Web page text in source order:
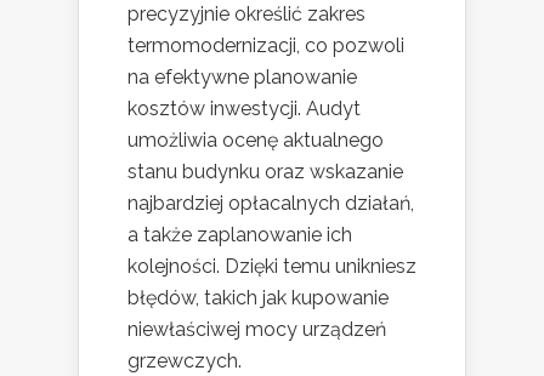
precyzyjnie określić zakres
termomodernizacji, co pozwoli
na efektywne planowanie
kosztów inwestycji. Audyt
umożliwia ocenę aktualnego
stanu budynku oraz wskazanie
najbardziej opłacalnych działań,
a także zaplanowanie ich
kolejności. Dzięki temu unikniesz
błędów, takich jak kupowanie
niewłaściwej mocy urządzeń
grzewczych.